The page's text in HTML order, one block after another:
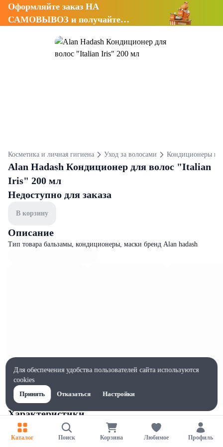
Оформляйте заказ НА
САМОВЫВОЗ и получайте
Косметика и личная гигиена Уход за волосами Кондиционеры и
Alan Hadash Кондиционер для волос "Italian
Iris" 200 мл
Недоступно для заказа
В корзину
Описание
Тип товара бальзамы, кондиционеры, маски бренд Alan hadash
Характеристики
Ширина, мм
40
Каталог Поиск Корзина Любимое Профиль
Для обеспечения удобства пользователей сайта используются
cookies
Принять
Отказаться Настройки